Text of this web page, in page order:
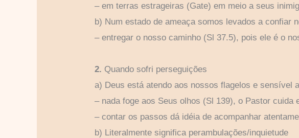
– em terras estrageiras (Gate) em meio a seus
b) Num estado de ameaça somos levados a confiar
– entregar o nosso caminho (Sl 37.5), pois ele é o
2. Quando sofri perseguições
a) Deus está atendo aos nossos flagelos e sensível
– nada foge aos Seus olhos (Sl 139), o Pastor cuida
– contar os passos dá idéia de acompanhar
b) Literalmente significa perambulações/inquietude